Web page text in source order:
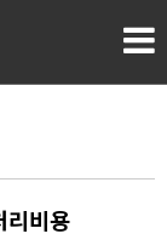
리비용